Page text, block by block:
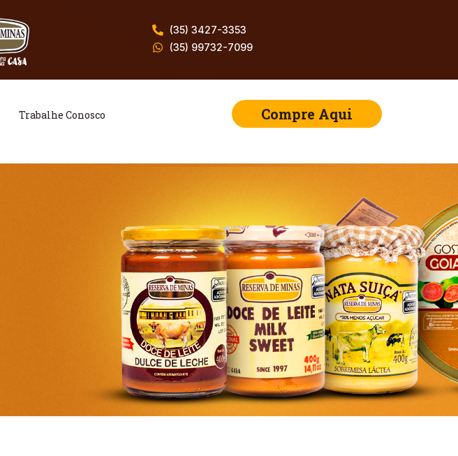
(35) 3427-3353
(35) 99732-7099
Trabalhe Conosco Compre Aqui